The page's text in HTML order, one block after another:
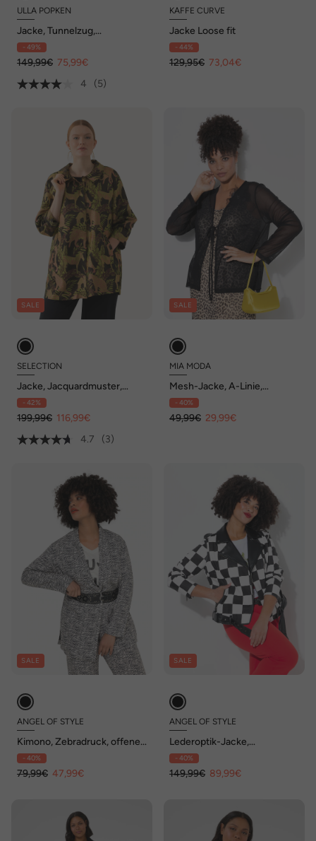
ULLA POPKEN
Jacke, Tunnelzug,
Stehkragen, 2-Wege-Zipper
- 49%
149,99€ 75,99€
4
(5)
KAFFE CURVE
Jacke Loose fit
- 44%
129,95€ 73,04€
SALE
SELECTION
Jacke, Jacquardmuster,
Hemdkragen, Druckknöpfe
- 42%
199,99€ 116,99€
4.7
(3)
SALE
MIA MODA
Mesh-Jacke, A-Linie,
Bindeband
- 40%
49,99€ 29,99€
SALE
ANGEL OF STYLE
Kimono, Zebradruck, offene
Form, Langarm
- 40%
79,99€ 47,99€
SALE
ANGEL OF STYLE
Lederoptik-Jacke,
Bikerjacke, Schachbrett-
Karo
- 40%
149,99€ 89,99€